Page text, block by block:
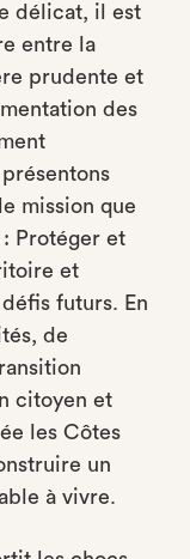
délicat, il est
entre la
prudente et
des
mission que
: Protéger et
et
futurs. En
de
citoyen et
les Côtes
un
à vivre.